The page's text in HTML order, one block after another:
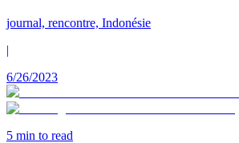
journal, rencontre, Indonésie
|
6/26/2023
5 min to read